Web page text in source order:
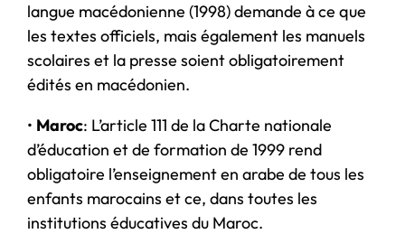
langue macédonienne (1998) demande à ce que
les textes officiels, mais également les manuels
scolaires et la presse soient obligatoirement
édités en macédonien.
• Maroc: L’article 111 de la Charte nationale
d’éducation et de formation de 1999 rend
obligatoire l’enseignement en arabe de tous les
enfants marocains et ce, dans toutes les
institutions éducatives du Maroc.